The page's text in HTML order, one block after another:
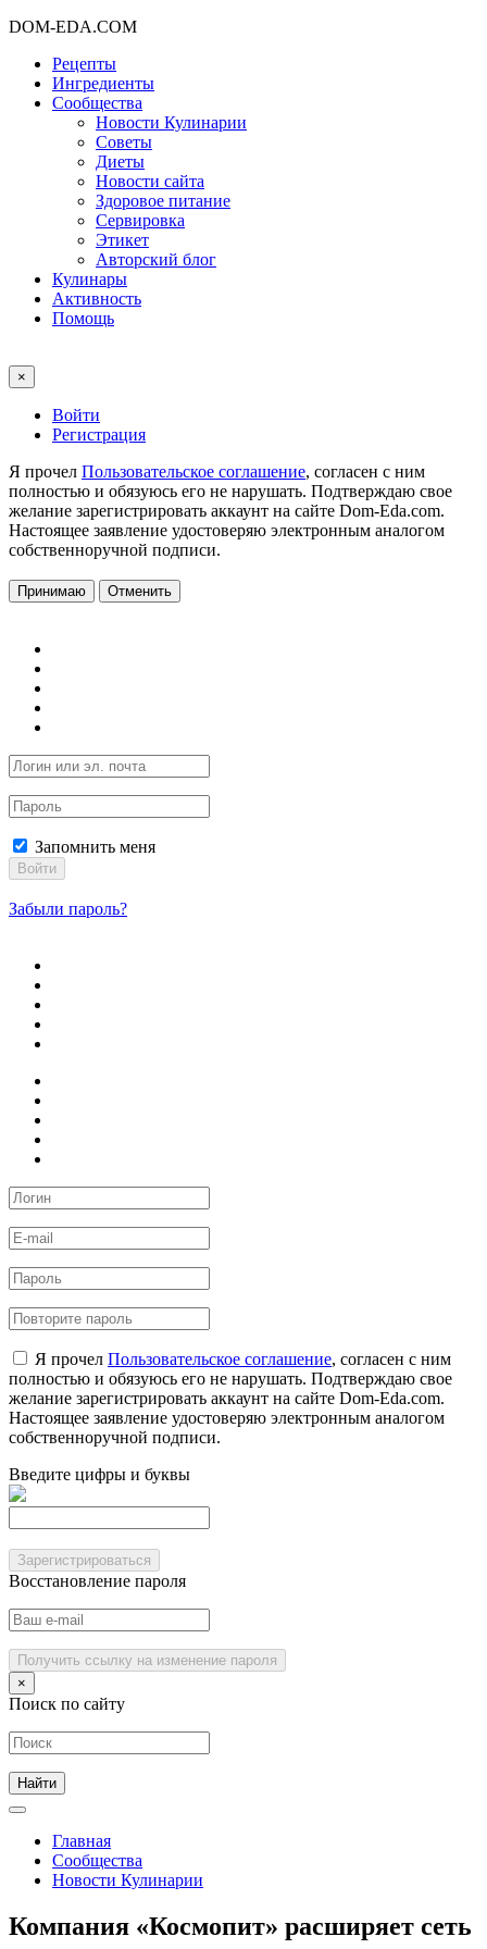
DOM-EDA.COM
Рецепты
Ингредиенты
Сообщества
Новости Кулинарии
Советы
Диеты
Новости сайта
Здоровое питание
Сервировка
Этикет
Авторский блог
Кулинары
Активность
Помощь
×
Войти
Регистрация
Я прочел Пользовательское соглашение, согласен с ним
полностью и обязуюсь его не нарушать. Подтверждаю свое
желание зарегистрировать аккаунт на сайте Dom-Eda.com.
Настоящее заявление удостоверяю электронным аналогом
собственноручной подписи.
Принимаю Отменить
Запомнить меня
Войти
Забыли пароль?
Я прочел Пользовательское соглашение, согласен с ним
полностью и обязуюсь его не нарушать. Подтверждаю свое
желание зарегистрировать аккаунт на сайте Dom-Eda.com.
Настоящее заявление удостоверяю электронным аналогом
собственноручной подписи.
Введите цифры и буквы
Зарегистрироваться
Восстановление пароля
Получить ссылку на изменение пароля
×
Поиск по сайту
Главная
Сообщества
Новости Кулинарии
Компания «Космопит» расширяет сеть